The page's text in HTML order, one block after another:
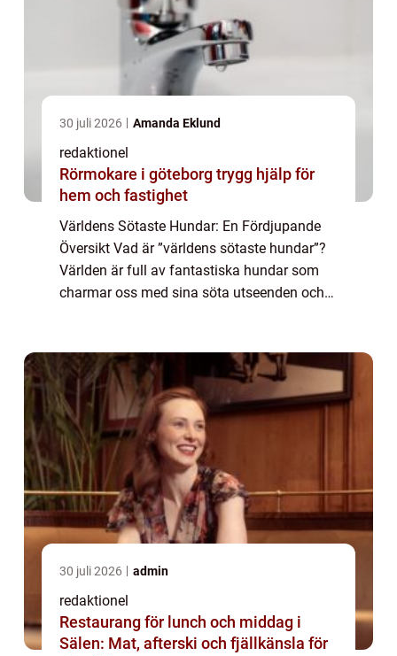
30 juli 2026 Amanda Eklund
redaktionel
Rörmokare i göteborg trygg hjälp för
hem och fastighet
Världens Sötaste Hundar: En Fördjupande
Översikt Vad är ”världens sötaste hundar”?
Världen är full av fantastiska hundar som
charmar oss med sina söta utseenden och
30 juli 2026 admin
redaktionel
Restaurang för lunch och middag i
Sälen: Mat, afterski och fjällkänsla för